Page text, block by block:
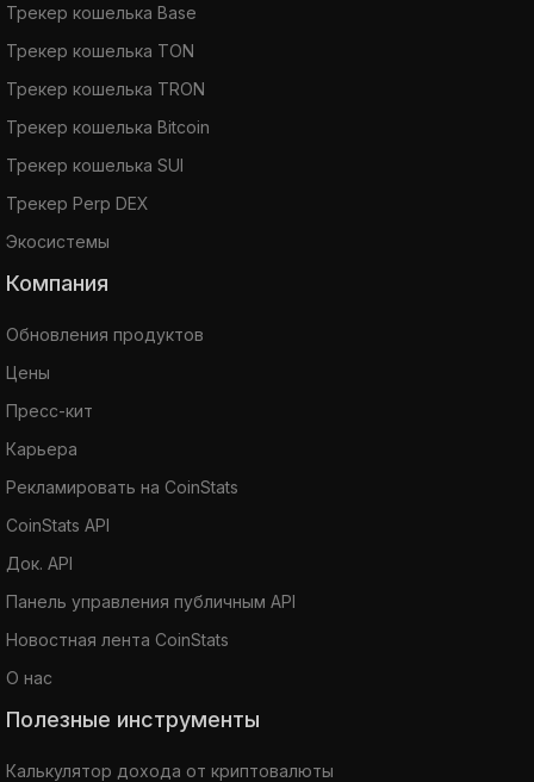
Трекер кошелька Base
Трекер кошелька TON
Трекер кошелька TRON
Трекер кошелька Bitcoin
Трекер кошелька SUI
Трекер Perp DEX
Экосистемы
Компания
Обновления продуктов
Цены
Пресс-кит
Карьера
Рекламировать на CoinStats
CoinStats API
Док. API
Панель управления публичным API
Новостная лента CoinStats
О нас
Полезные инструменты
Калькулятор дохода от криптовалюты